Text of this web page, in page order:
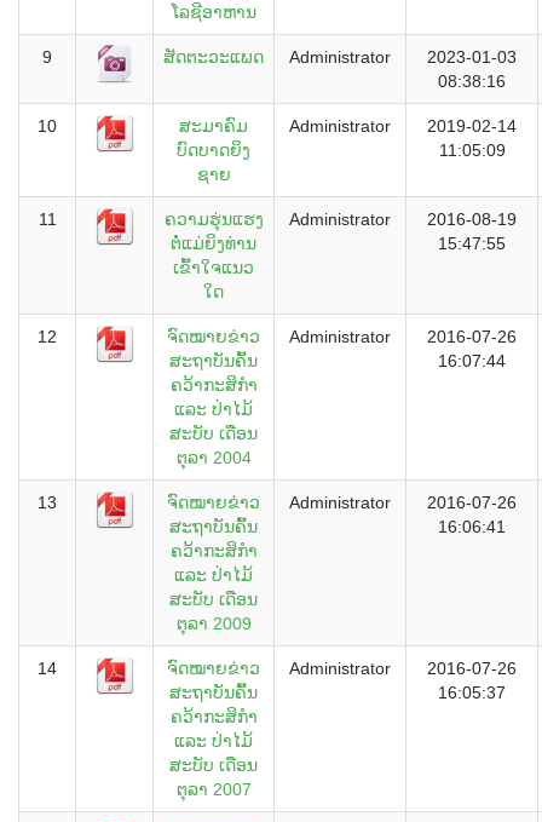
ໂລຊີອາຫານ
9 ສັດຕະວະແພດ Administrator
2023-01-03
08:38:16
10
ສະມາຄົມ
ບົດບາດຍິງ
ຊາຍ
Administrator
2019-02-14
11:05:09
11
ຄວາມຮຸ່ນແຮງ
ຕໍ່ແມ່ຍິງທ່ານ
ເຂົ້າໃຈແນວ
ໃດ
Administrator
2016-08-19
15:47:55
12
ຈົດໝາຍຂ່າວ
ສະຖາບັນຄົ້ນ
ຄວ້າກະສິກຳ
ແລະ ປ່າໄມ້
ສະບັບ ເດືອນ
ຕຸລາ 2004
Administrator
2016-07-26
16:07:44
13
ຈົດໝາຍຂ່າວ
ສະຖາບັນຄົ້ນ
ຄວ້າກະສິກຳ
ແລະ ປ່າໄມ້
ສະບັບ ເດືອນ
ຕຸລາ 2009
Administrator
2016-07-26
16:06:41
14
ຈົດໝາຍຂ່າວ
ສະຖາບັນຄົ້ນ
ຄວ້າກະສິກຳ
ແລະ ປ່າໄມ້
ສະບັບ ເດືອນ
ຕຸລາ 2007
Administrator
2016-07-26
16:05:37